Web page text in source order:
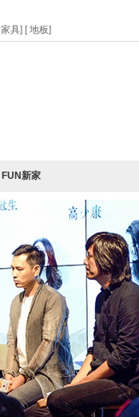
家具] [地板]
FUN新家